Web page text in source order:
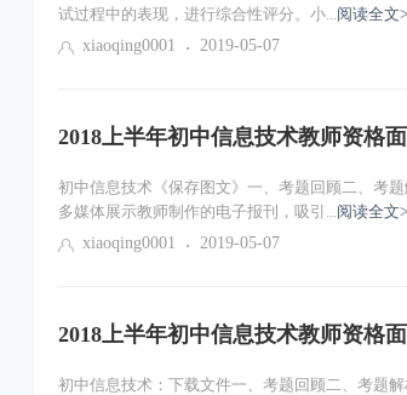
试过程中的表现，进行综合性评分。小...阅读全文>
xiaoqing0001
2019-05-07
2018上半年初中信息技术教师资格
初中信息技术《保存图文》一、考题回顾二、考
多媒体展示教师制作的电子报刊，吸引...阅读全文>
xiaoqing0001
2019-05-07
2018上半年初中信息技术教师资格
初中信息技术：下载文件一、考题回顾二、考题